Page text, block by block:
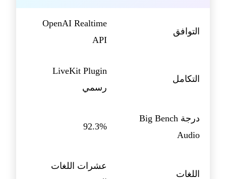
التوافق
OpenAI Realtime
API
التكامل
LiveKit Plugin
رسمي
درجة Big Bench
Audio
92.3%
اللغات
عشرات اللغات